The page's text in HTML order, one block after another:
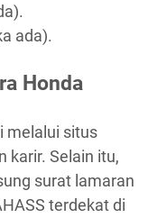
ada).
Honda
melalui situs
karir. Selain itu,
surat lamaran
terdekat di